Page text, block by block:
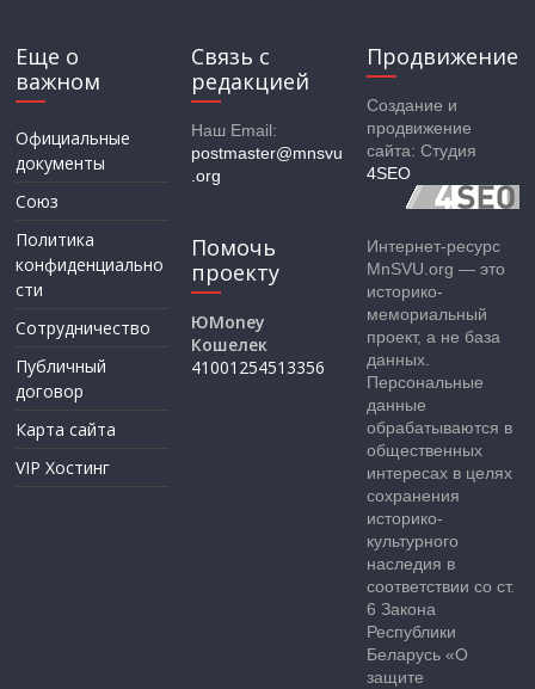
Еще о
важном
Официальные
документы
Союз
Политика
конфиденциально
сти
Сотрудничество
Публичный
договор
Карта сайта
VIP Хостинг
Связь с
редакцией
Наш Email:
postmaster@mnsvu
.org
Помочь
проекту
ЮMoney
Кошелек
41001254513356
Продвижение
Создание и
продвижение
сайта: Студия
4SEO
Интернет-ресурс
MnSVU.org — это
историко-
мемориальный
проект, а не база
данных.
Персональные
данные
обрабатываются в
общественных
интересах в целях
сохранения
историко-
культурного
наследия в
соответствии со ст.
6 Закона
Республики
Беларусь «О
защите